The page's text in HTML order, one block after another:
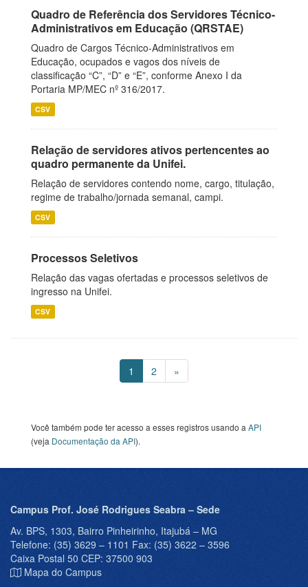
Quadro de Referência dos Servidores Técnico-
Administrativos em Educação (QRSTAE)
Quadro de Cargos Técnico-Administrativos em
Educação, ocupados e vagos dos níveis de
classificação “C”, “D” e “E”, conforme Anexo I da
Portaria MP/MEC nº 316/2017.
CSV
Relação de servidores ativos pertencentes ao
quadro permanente da Unifei.
Relação de servidores contendo nome, cargo, titulação,
regime de trabalho/jornada semanal, campi.
CSV
Processos Seletivos
Relação das vagas ofertadas e processos seletivos de
ingresso na Unifei.
CSV
1 2 »
Você também pode ter acesso a esses registros usando a API
(veja Documentação da API).
Campus Prof. José Rodrigues Seabra – Sede
Av. BPS, 1303, Bairro Pinheirinho, Itajubá – MG
Telefone: (35) 3629 – 1101 Fax: (35) 3622 – 3596
Caixa Postal 50 CEP: 37500 903
Mapa do Campus